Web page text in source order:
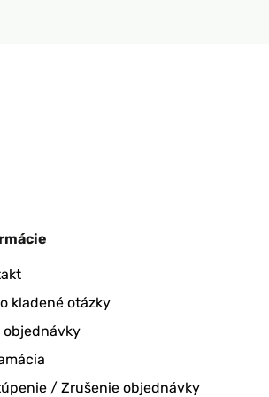
kladené otázky
objednávky
/ Zrušenie objednávky